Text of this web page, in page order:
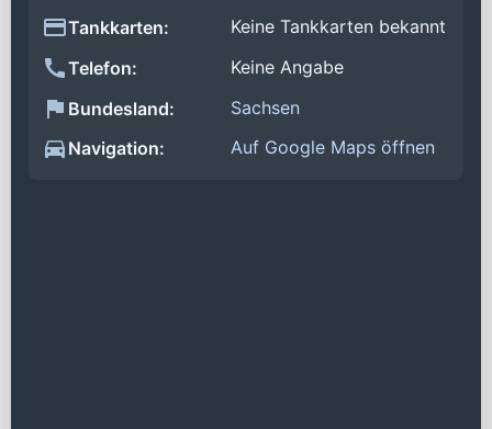
Tankkarten:
Keine Tankkarten bekannt
Telefon:
Keine Angabe
Bundesland:
Sachsen
Navigation:
Auf Google Maps öffnen